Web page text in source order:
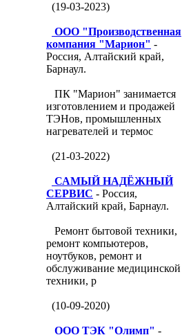
(19-03-2023)
ООО "Производственная
компания "Марион" -
Россия, Алтайский край,
Барнаул.
ПК "Марион" занимается
изготовлением и продажей
ТЭНов, промышленных
нагревателей и термос
(21-03-2022)
САМЫЙ НАДЁЖНЫЙ
СЕРВИС - Россия,
Алтайский край, Барнаул.
Ремонт бытовой техники,
ремонт компьютеров,
ноутбуков, ремонт и
обслуживание медицинской
техники, р
(10-09-2020)
ООО ТЭК "Олимп" -